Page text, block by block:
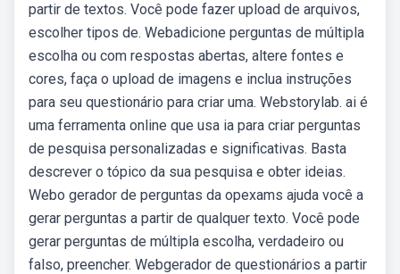
partir de textos. Você pode fazer upload de arquivos,
escolher tipos de. Webadicione perguntas de múltipla
escolha ou com respostas abertas, altere fontes e
cores, faça o upload de imagens e inclua instruções
para seu questionário para criar uma. Webstorylab. ai é
uma ferramenta online que usa ia para criar perguntas
de pesquisa personalizadas e significativas. Basta
descrever o tópico da sua pesquisa e obter ideias.
Webo gerador de perguntas da opexams ajuda você a
gerar perguntas a partir de qualquer texto. Você pode
gerar perguntas de múltipla escolha, verdadeiro ou
falso, preencher. Webgerador de questionários a partir